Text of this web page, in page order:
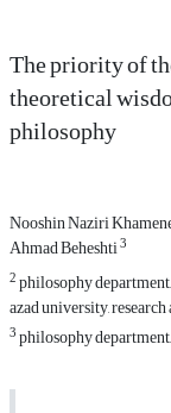
The priority of
theoretical
philosophy
Nooshin Naziri
Ahmad Beheshti3
2philosophy
azad university,
3philosophy